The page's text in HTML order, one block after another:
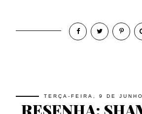
TERÇA-FEIRA, 9 DE